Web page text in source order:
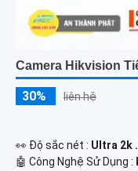
Camera Hikvision
30% liên hệ
️👀 Độ sắc nét : Ultra 2k .
🤖️ Công Nghệ Sử Dụng :